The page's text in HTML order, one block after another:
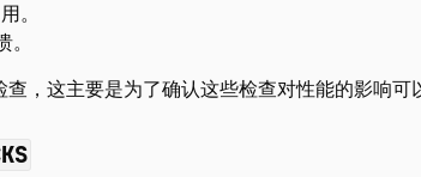
。
，这主要是为了确认这些检查对性能的影响可